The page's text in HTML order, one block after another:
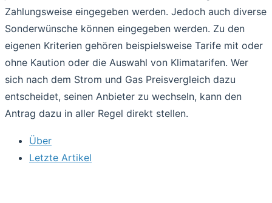
Zahlungsweise eingegeben werden. Jedoch auch diverse
Sonderwünsche können eingegeben werden. Zu den
eigenen Kriterien gehören beispielsweise Tarife mit oder
ohne Kaution oder die Auswahl von Klimatarifen. Wer
sich nach dem Strom und Gas Preisvergleich dazu
entscheidet, seinen Anbieter zu wechseln, kann den
Antrag dazu in aller Regel direkt stellen.
Über
Letzte Artikel